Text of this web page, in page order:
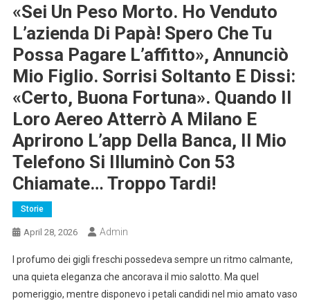
«Sei Un Peso Morto. Ho Venduto
L’azienda Di Papà! Spero Che Tu
Possa Pagare L’affitto», Annunciò
Mio Figlio. Sorrisi Soltanto E Dissi:
«Certo, Buona Fortuna». Quando Il
Loro Aereo Atterrò A Milano E
Aprirono L’app Della Banca, Il Mio
Telefono Si Illuminò Con 53
Chiamate… Troppo Tardi!
Storie
April 28, 2026 Admin
l profumo dei gigli freschi possedeva sempre un ritmo calmante,
una quieta eleganza che ancorava il mio salotto. Ma quel
pomeriggio, mentre disponevo i petali candidi nel mio amato vaso